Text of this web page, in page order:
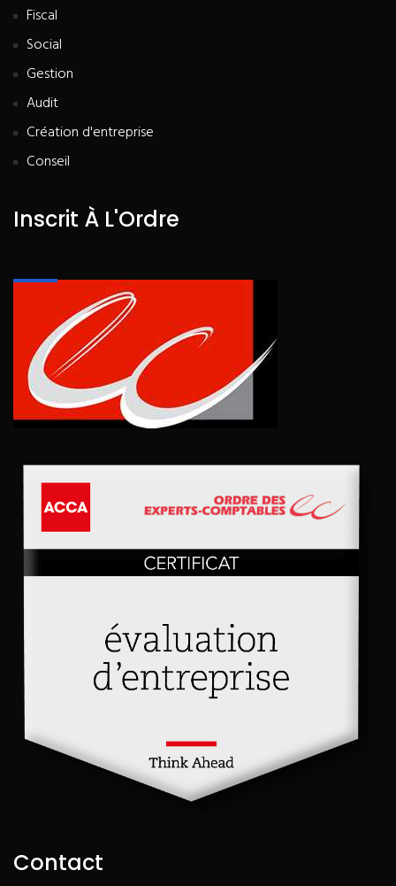
Fiscal
Social
Gestion
Audit
Création d'entreprise
Conseil
Inscrit À L'Ordre
Contact